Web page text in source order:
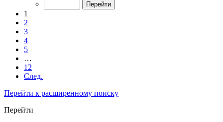
1
2
3
4
5
…
12
След.
Перейти к расширенному поиску
Перейти